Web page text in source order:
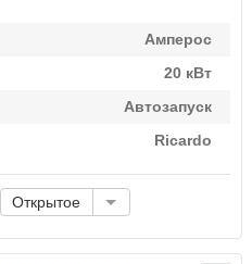
Амперос
20 кВт
Автозапуск
Ricardo
Открытое